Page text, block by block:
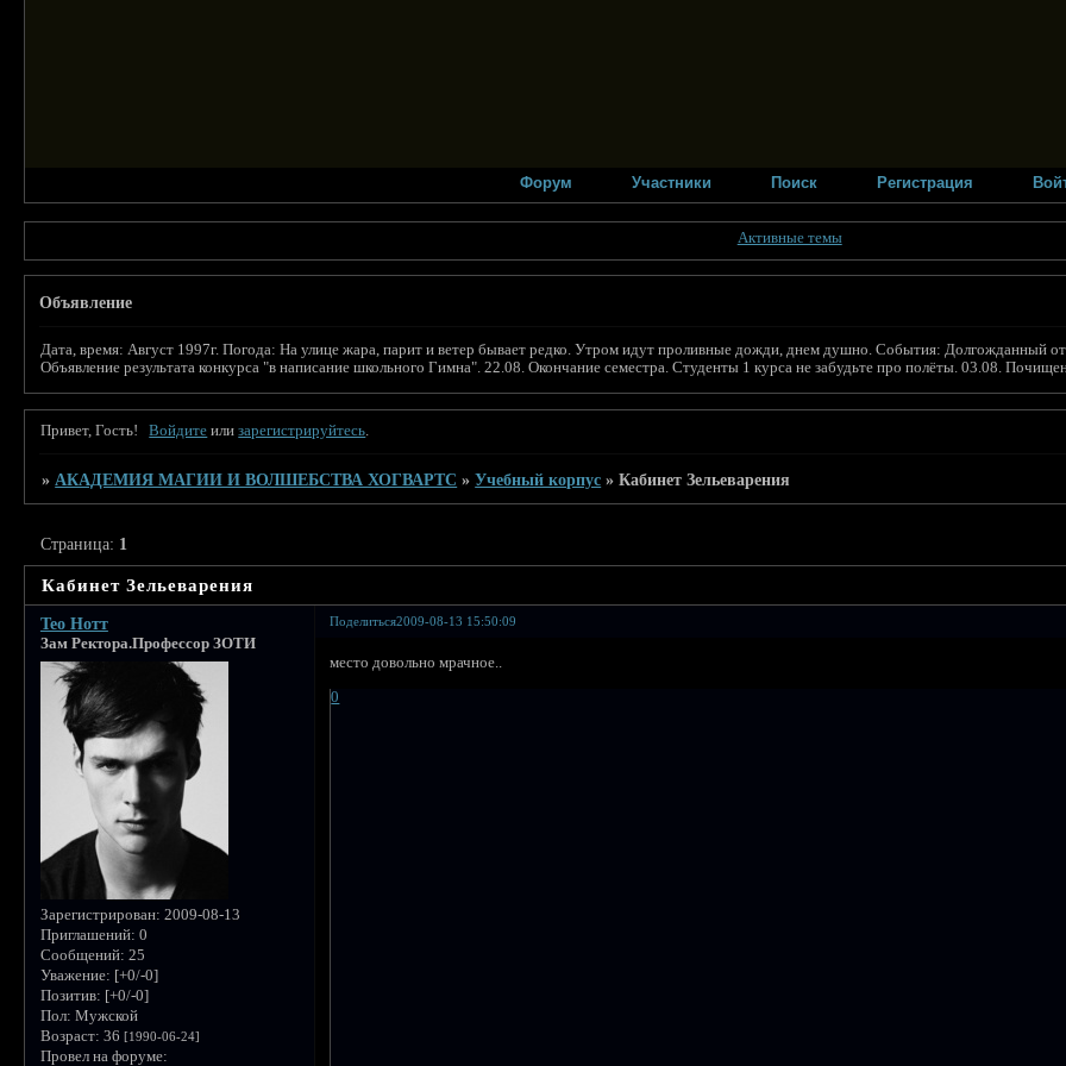
Форум Участники Поиск Регистрация
Активные темы
Объявление
Дата, время: Август 1997г. Погода: На улице жара, парит и ветер бывает редко. Утром идут проливные дожди, днем душно. События:
Объявление результата конкурса "в написание школьного Гимна". 22.08. Окончание семестра. Студенты 1 курса не забудьте про полёты. 03.08.
Привет, Гость! Войдите илизарегистрируйтесь.
» АКАДЕМИЯ МАГИИ И ВОЛШЕБСТВА ХОГВАРТС »Учебный корпус »Кабинет Зельеварения
Кабинет Зельеварения
Страница: 1
Поделиться2009-08-13 15:50:09
Тео Нотт
Зам Ректора.Профессор ЗОТИ
Зарегистрирован: 2009-08-13
Приглашений: 0
Сообщений: 25
Уважение: [+0/-0]
Позитив: [+0/-0]
Пол: Мужской
Возраст: 36 [1990-06-24]
Провел на форуме:
место довольно мрачное..
0